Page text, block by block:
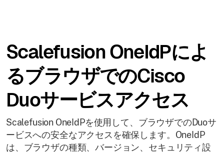
Scalefusion OneIdPによ
るブラウザでのCisco
Duoサービスアクセス
Scalefusion OneIdPを使用して、ブラウザでのDuoサ
ービスへの安全なアクセスを確保します。OneIdP
は、ブラウザの種類、バージョン、セキュリティ設